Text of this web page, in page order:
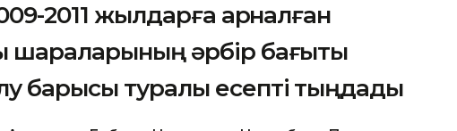
2011 жылдарға арналған
шараларының әрбір бағыты
барысы туралы есепті тыңдады